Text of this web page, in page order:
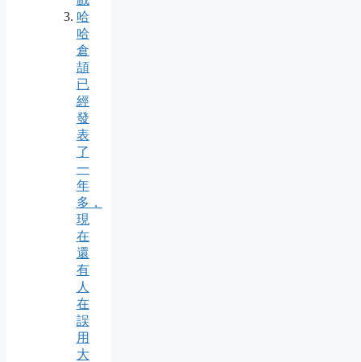
哈
哈
倉
頡
已
經
發
表
了
一
年
多，
現
在
還
有
人
在
誤
用
大